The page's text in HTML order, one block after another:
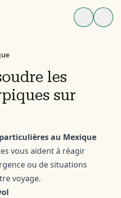
les
sur
au Mexique
vous aident à réagir
ou de situations
voyage.